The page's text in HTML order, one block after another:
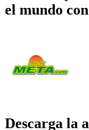
el mundo
Descarga la